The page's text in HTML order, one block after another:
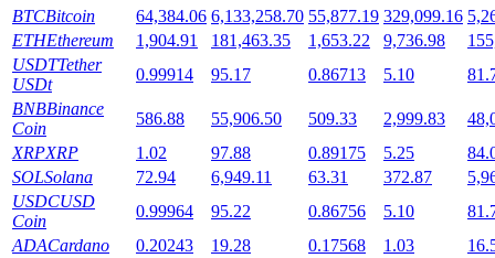
Launchpool
活期質押獲得熱門資產
BTCBitcoin 64,384.06 6,133,258.70 55,877.19 329,099.16
ETHEthereum 1,904.91 181,463.35 1,653.22 9,736.98
USDTTether
USDt
0.99914 95.17 0.86713 5.10
BNBBinance
Coin
586.88 55,906.50 509.33 2,999.83
XRPXRP 1.02 97.88 0.89175 5.25
SOLSolana 72.94 6,949.11 63.31 372.87
USDCUSD
Coin
0.99964 95.22 0.86756 5.10
ADACardano 0.20243 19.28 0.17568 1.03